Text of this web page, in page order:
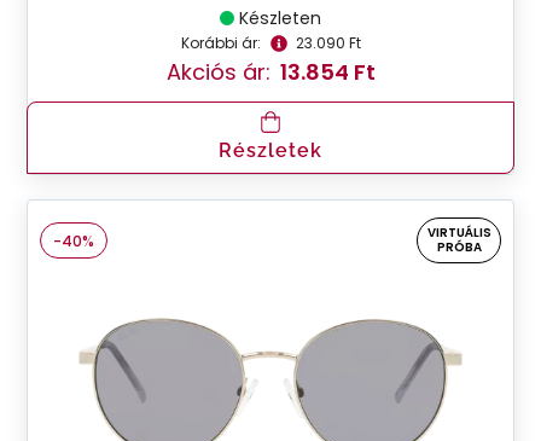
Készleten
Korábbi ár: 23.090 Ft
Akciós ár: 13.854 Ft
Részletek
-40%
VIRTUÁLIS
PRÓBA